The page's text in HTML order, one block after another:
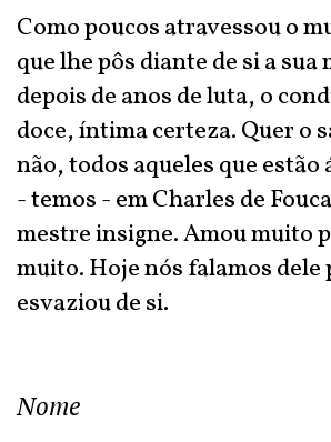
Como poucos atravessou o
que lhe pôs diante de si a sua
depois de anos de luta, o
doce, íntima certeza. Quer o
não, todos aqueles que estão
- temos - em Charles de
mestre insigne. Amou muito
muito. Hoje nós falamos dele
esvaziou de si.
Nome